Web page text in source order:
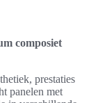
composiet
prestaties
panelen met